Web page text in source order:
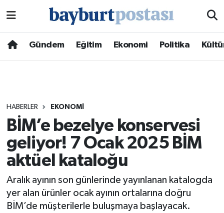
Gündem Eğitim Ekonomi Politika
HABERLER EKONOMI
BİM’e bezelye konservesi
geliyor! 7 Ocak 2025 BİM
aktüel kataloğu
Aralık ayının son günlerinde yayınlanan katalogda
yer alan ürünler ocak ayının ortalarına doğru
BİM’de müşterilerle buluşmaya başlayacak.
Hava Durumu
Süper Lig Puan Durumu ve Fikstür
Tüm Manşetler
Son Dakika Haberleri